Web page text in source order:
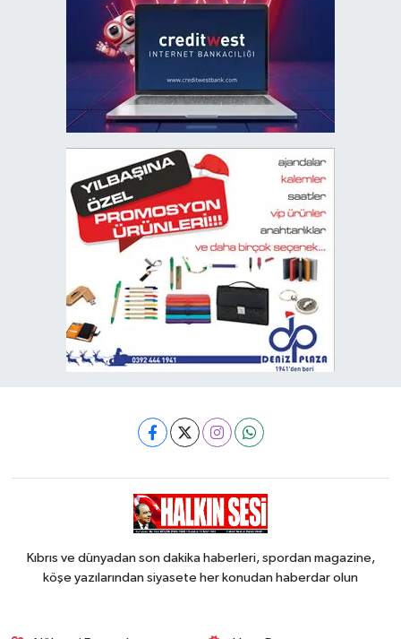
Kıbrıs ve dünyadan son dakika haberleri, spordan magazine,
köşe yazılarından siyasete her konudan haberdar olun